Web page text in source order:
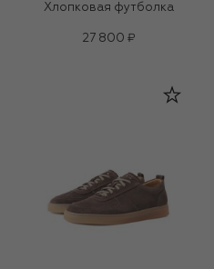
Хлопковая футболка
27 800 ₽